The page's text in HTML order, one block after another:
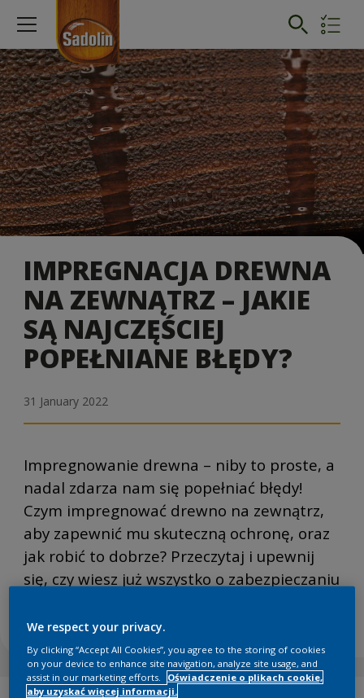
IMPREGNACJA DREWNA
NA ZEWNĄTRZ – JAKIE
SĄ NAJCZĘŚCIEJ
POPEŁNIANE BŁĘDY?
31 January 2022
Impregnowanie drewna – niby to proste, a
nadal zdarza nam się popełniać błędy!
Czym impregnować drewno na zewnątrz,
aby zapewnić mu skuteczną ochronę, oraz
jak robić to dobrze? Przeczytaj i upewnij
się, czy wiesz już wszystko o zabezpieczaniu
We respect your privacy.
By clicking “Accept All Cookies”, you agree to the storing of cookies
on your device to enhance site navigation, analyze site usage, and
assist in our marketing efforts.
Oświadczenie o plikach cookie,
aby uzyskać więcej informacji.